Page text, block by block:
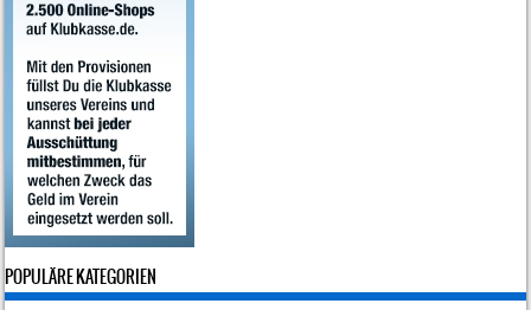
POPULÄRE KATEGORIEN